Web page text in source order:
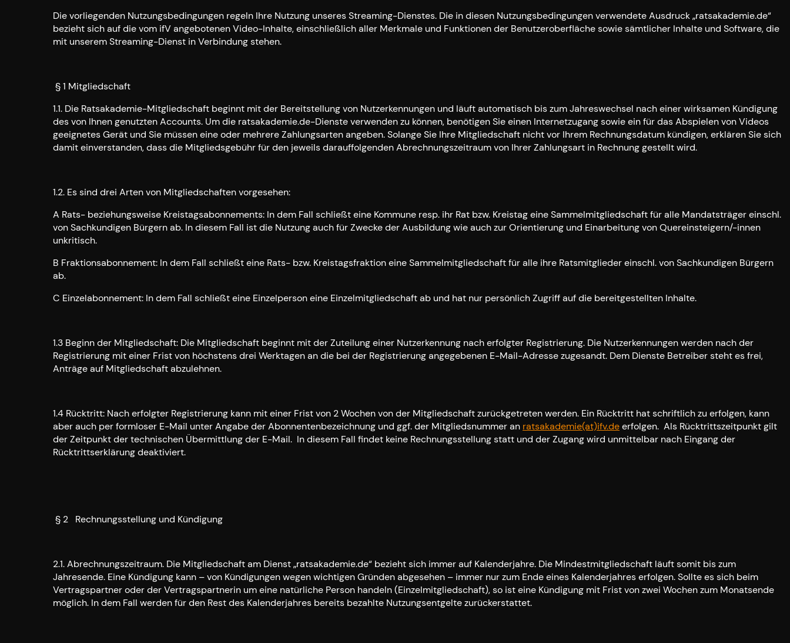
Die vorliegenden Nutzungsbedingungen regeln Ihre Nutzung unseres Streaming-Dienstes. Die in diesen Nutzungsbedingungen verwendete Ausdruck „ratsakademie.de“
bezieht sich auf die vom ifV angebotenen Video-Inhalte, einschließlich aller Merkmale und Funktionen der Benutzeroberfläche sowie sämtlicher Inhalte und Software, die
mit unserem Streaming-Dienst in Verbindung stehen.
§ 1 Mitgliedschaft
1.1. Die Ratsakademie-Mitgliedschaft beginnt mit der Bereitstellung von Nutzerkennungen und läuft automatisch bis zum Jahreswechsel nach einer wirksamen Kündigung
des von Ihnen genutzten Accounts. Um die ratsakademie.de-Dienste verwenden zu können, benötigen Sie einen Internetzugang sowie ein für das Abspielen von Videos
geeignetes Gerät und Sie müssen eine oder mehrere Zahlungsarten angeben. Solange Sie Ihre Mitgliedschaft nicht vor Ihrem Rechnungsdatum kündigen, erklären Sie sich
damit einverstanden, dass die Mitgliedsgebühr für den jeweils darauffolgenden Abrechnungszeitraum von Ihrer Zahlungsart in Rechnung gestellt wird.
1.2. Es sind drei Arten von Mitgliedschaften vorgesehen:
A Rats- beziehungsweise Kreistagsabonnements: In dem Fall schließt eine Kommune resp. ihr Rat bzw. Kreistag eine Sammelmitgliedschaft für alle Mandatsträger einschl.
von Sachkundigen Bürgern ab. In diesem Fall ist die Nutzung auch für Zwecke der Ausbildung wie auch zur Orientierung und Einarbeitung von Quereinsteigern/-innen
unkritisch.
B Fraktionsabonnement: In dem Fall schließt eine Rats- bzw. Kreistagsfraktion eine Sammelmitgliedschaft für alle ihre Ratsmitglieder einschl. von Sachkundigen Bürgern
ab.
C Einzelabonnement: In dem Fall schließt eine Einzelperson eine Einzelmitgliedschaft ab und hat nur persönlich Zugriff auf die bereitgestellten Inhalte.
1.3 Beginn der Mitgliedschaft: Die Mitgliedschaft beginnt mit der Zuteilung einer Nutzerkennung nach erfolgter Registrierung. Die Nutzerkennungen werden nach der
Registrierung mit einer Frist von höchstens drei Werktagen an die bei der Registrierung angegebenen E-Mail-Adresse zugesandt. Dem Dienste Betreiber steht es frei,
Anträge auf Mitgliedschaft abzulehnen.
1.4 Rücktritt: Nach erfolgter Registrierung kann mit einer Frist von 2 Wochen von der Mitgliedschaft zurückgetreten werden. Ein Rücktritt hat schriftlich zu erfolgen, kann
aber auch per formloser E-Mail unter Angabe der Abonnentenbezeichnung und ggf. der Mitgliedsnummer an ratsakademie(at)ifv.deerfolgen. Als Rücktrittszeitpunkt gilt
der Zeitpunkt der technischen Übermittlung der E-Mail. In diesem Fall findet keine Rechnungsstellung statt und der Zugang wird unmittelbar nach Eingang der
Rücktrittserklärung deaktiviert.
§ 2 Rechnungsstellung und Kündigung
2.1. Abrechnungszeitraum. Die Mitgliedschaft am Dienst „ratsakademie.de“ bezieht sich immer auf Kalenderjahre. Die Mindestmitgliedschaft läuft somit bis zum
Jahresende. Eine Kündigung kann – von Kündigungen wegen wichtigen Gründen abgesehen – immer nur zum Ende eines Kalenderjahres erfolgen. Sollte es sich beim
Vertragspartner oder der Vertragspartnerin um eine natürliche Person handeln (Einzelmitgliedschaft), so ist eine Kündigung mit Frist von zwei Wochen zum Monatsende
möglich. In dem Fall werden für den Rest des Kalenderjahres bereits bezahlte Nutzungsentgelte zurückerstattet.